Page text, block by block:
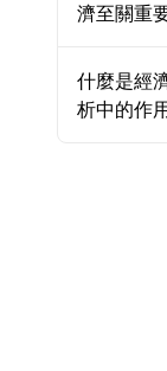
濟至關重
什麼是經
析中的作